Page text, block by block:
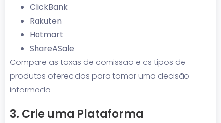
ClickBank
Rakuten
Hotmart
ShareASale
Compare as taxas de comissão e os tipos de
produtos oferecidos para tomar uma decisão
informada.
3. Crie uma Plataforma